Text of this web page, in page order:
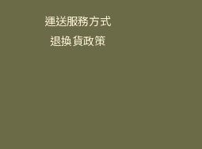
運送服務方式
退換貨政策